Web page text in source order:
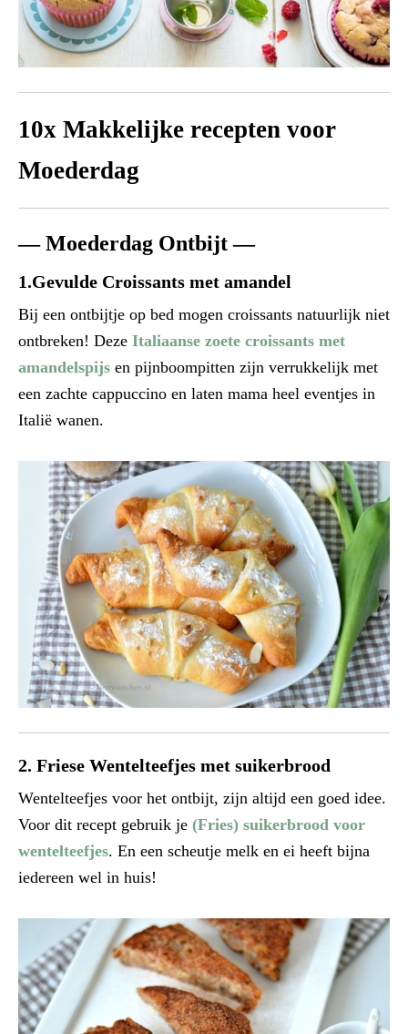
10x Makkelijke recepten voor
Moederdag
— Moederdag Ontbijt —
1.Gevulde Croissants met amandel
Bij een ontbijtje op bed mogen croissants natuurlijk niet
ontbreken! Deze Italiaanse zoete croissants met
amandelspijs en pijnboompitten zijn verrukkelijk met
een zachte cappuccino en laten mama heel eventjes in
Italië wanen.
2. Friese Wentelteefjes met suikerbrood
Wentelteefjes voor het ontbijt, zijn altijd een goed idee.
Voor dit recept gebruik je (Fries) suikerbrood voor
wentelteefjes. En een scheutje melk en ei heeft bijna
iedereen wel in huis!